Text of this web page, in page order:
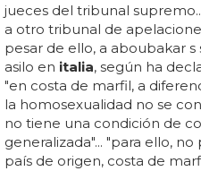
jueces del tribunal
a otro tribunal de
pesar de ello, a aboubakar
asilo en italia, según ha
"en costa de marfil, a
la homosexualidad no se
no tiene una condición de
generalizada"... "para ello,
país de origen, costa de